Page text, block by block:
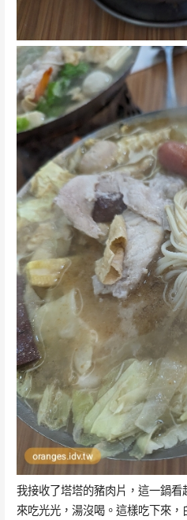
我接收了塔塔的豬肉片，這一鍋
來吃光光，湯沒喝。這樣吃下來